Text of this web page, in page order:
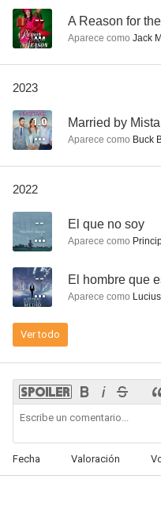
6.8
6.5
-- A Reason for
Aparece como Jack
2023
1.0 Married by
Aparece como Buck
2022
-- El que no soy
Aparece como
-- El hombre que
Aparece como
Ver todo
Fecha Valoración